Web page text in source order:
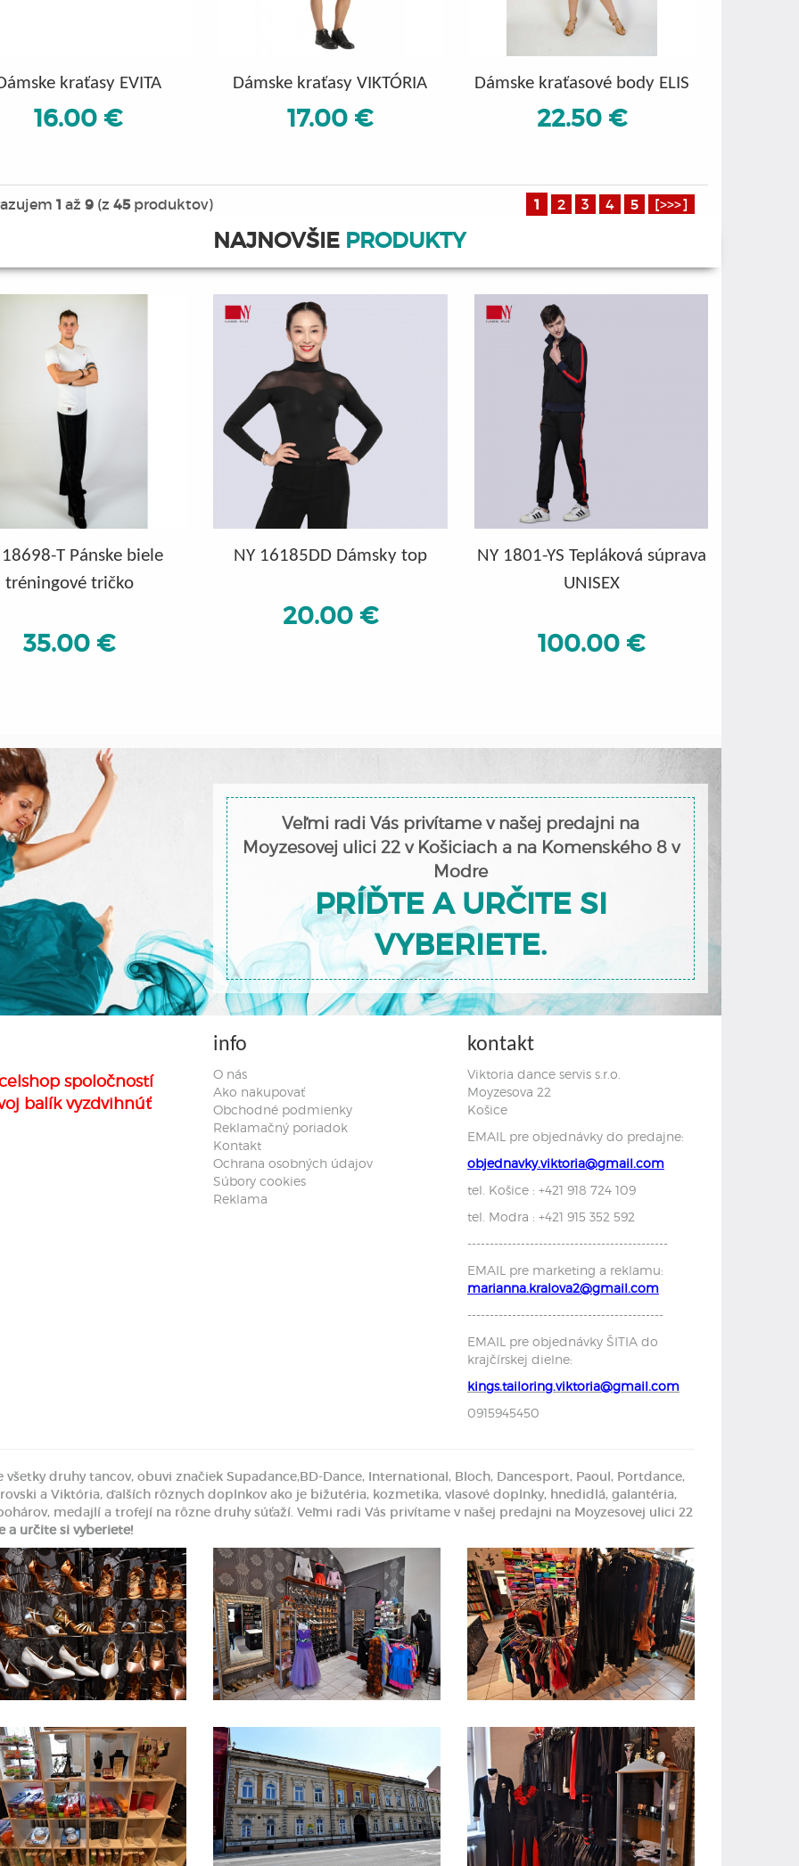
kraťasy EVITA
16.00 €
Dámske kraťasy VIKTÓRIA
17.00 €
Dámske kraťasové body ELIS
22.50 €
1 až 9(z 45produktov) 1 2 3 4 5 [>>>]
NAJNOVŠIE PRODUKTY
T Pánske biele
tréningové tričko
35.00 €
NY 16185DD Dámsky top
20.00 €
NY 1801-YS Tepláková súprava
UNISEX
100.00 €
Veľmi radi Vás privítame v našej predajni na
Moyzesovej ulici 22 v Košiciach a na Komenského 8 v
Modre
PRÍĎTE A URČITE SI
VYBERIETE.
spoločností
balík vyzdvihnúť
info
O nás
Ako nakupovať
Obchodné podmienky
Reklamačný poriadok
Kontakt
Ochrana osobných údajov
Súbory cookies
Reklama
kontakt
Viktoria dance servis s.r.o.
Moyzesova 22
Košice
EMAIL pre objednávky do predajne:
objednavky.viktoria@gmail.com
tel. Košice : +421 918 724 109
tel. Modra : +421 915 352 592
---------------------------------------------
EMAIL pre marketing a reklamu:
marianna.kralova2@gmail.com
--------------------------------------------
EMAIL pre objednávky ŠITIA do
krajčírskej dielne:
kings.tailoring.viktoria@gmail.com
0915945450
druhy tancov, obuvi značiek Supadance,BD-Dance, International, Bloch, Dancesport, Paoul, Portdance,
a Viktória, ďalších rôznych doplnkov ako je bižutéria, kozmetika, vlasové doplnky, hnedidlá, galantéria,
medajlí a trofejí na rôzne druhy súťaží. Veľmi radi Vás privítame v našej predajni na Moyzesovej ulici 22
a určite si vyberiete!